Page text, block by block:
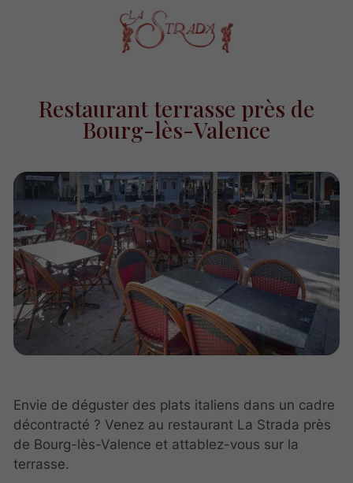
Restaurant terrasse près de
Bourg-lès-Valence
Envie de déguster des plats italiens dans un cadre
décontracté ? Venez au restaurant La Strada près
de Bourg-lès-Valence et attablez-vous sur la
terrasse.